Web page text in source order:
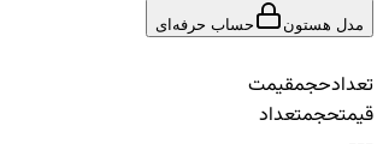
مدل هستون حساب حرفه‌ای
تعدادحجمقیمت
قیمتحجمتعداد